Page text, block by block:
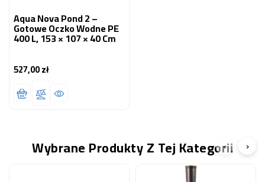
Aqua Nova Pond 2 –
Gotowe Oczko Wodne PE
400 L, 153 × 107 × 40 Cm
527,00 złCena
Wybrane Produkty Z Tej Kategorii
‹ ›